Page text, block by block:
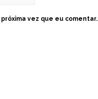
vez que eu comentar.